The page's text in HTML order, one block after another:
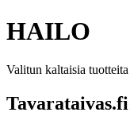
HAILO
Valitun kaltaisia